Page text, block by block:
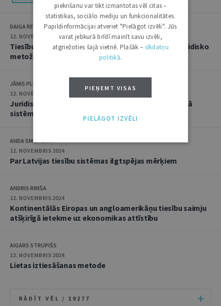
DAIGA REZEVSKA
12. NOVEMBRIS 2024
Tiesību normu piemērošanas procesa, posmu un juridisko
metožu vispārīgs teorētiskais ietvars
JĀNIS PLEPS, DITA PLEPA
12. NOVEMBRIS 2024
Juridisko metožu mācības nozīme Latvijas tiesiskajā
sistēmā
ANDA SMILTĒNA
12. NOVEMBRIS 2024
Par Latvijas tiesību sistēmas ilgtspējas mērķiem
ANDRIS RIMŠA
12. NOVEMBRIS 2024
Kontinentālās Eiropas un angloamerikāņu tiesību saimju
atšķirīgā ietekme uz ekonomikas attīstību
AIGARS STRUPIŠS
12. NOVEMBRIS 2024
Lietas iztiesāšanas metode
RĀDĪT VĒL / 19277
piekrišanu var tikt izmantotas vēl citas –
statistikas, sociālo mediju un funkcionalitātes.
Papildinformācijai atveriet "Pielāgot izvēli". Jūs
varat jebkurā brīdī mainīt savu izvēli,
atgriežoties šajā vietnē. Plašāk – sīkdatņu
politikā.
PIEŅEMT VISAS
PIELĀGOT IZVĒLI